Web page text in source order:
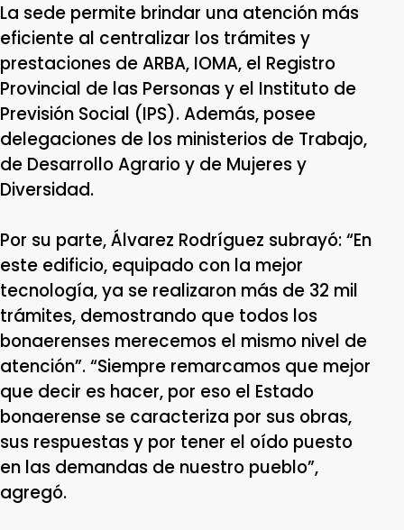
La sede permite brindar una atención más
eficiente al centralizar los trámites y
prestaciones de ARBA, IOMA, el Registro
Provincial de las Personas y el Instituto de
Previsión Social (IPS). Además, posee
delegaciones de los ministerios de Trabajo,
de Desarrollo Agrario y de Mujeres y
Diversidad.
Por su parte, Álvarez Rodríguez subrayó: “En
este edificio, equipado con la mejor
tecnología, ya se realizaron más de 32 mil
trámites, demostrando que todos los
bonaerenses merecemos el mismo nivel de
atención”. “Siempre remarcamos que mejor
que decir es hacer, por eso el Estado
bonaerense se caracteriza por sus obras,
sus respuestas y por tener el oído puesto
en las demandas de nuestro pueblo”,
agregó.